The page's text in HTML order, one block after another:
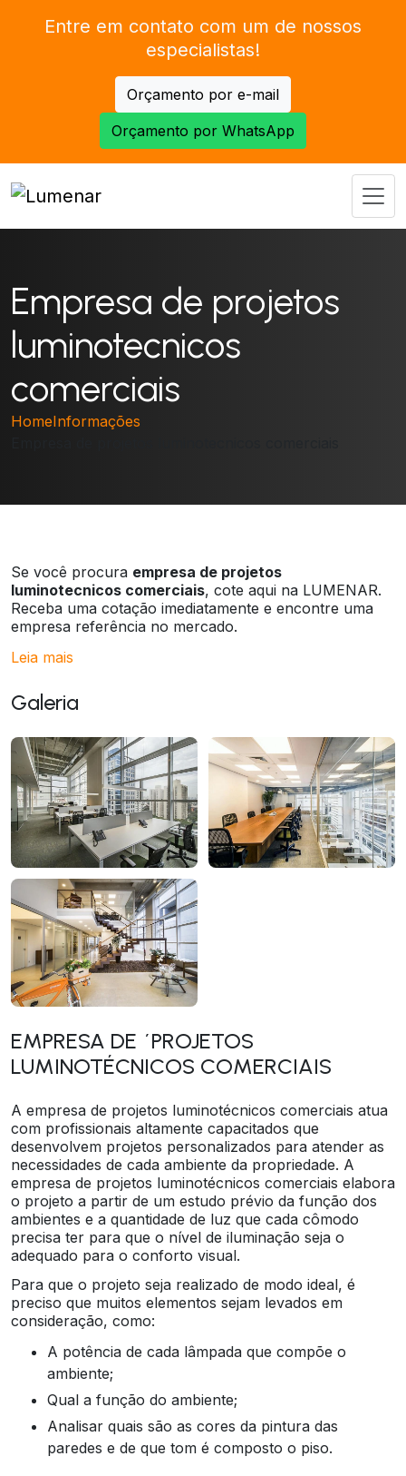
Entre em contato com um de nossos
especialistas!
Orçamento por e-mail
Orçamento por WhatsApp
Empresa de projetos
luminotecnicos
comerciais
HomeInformações
Se você procura empresa de projetos
luminotecnicos comerciais, cote aqui na LUMENAR.
Receba uma cotação imediatamente e encontre uma
empresa referência no mercado.
Leia mais
Galeria
EMPRESA DE ´PROJETOS
LUMINOTÉCNICOS COMERCIAIS
A empresa de projetos luminotécnicos comerciais atua
com profissionais altamente capacitados que
desenvolvem projetos personalizados para atender as
necessidades de cada ambiente da propriedade. A
empresa de projetos luminotécnicos comerciais elabora
o projeto a partir de um estudo prévio da função dos
ambientes e a quantidade de luz que cada cômodo
precisa ter para que o nível de iluminação seja o
adequado para o conforto visual.
Para que o projeto seja realizado de modo ideal, é
preciso que muitos elementos sejam levados em
consideração, como:
A potência de cada lâmpada que compõe o
ambiente;
Qual a função do ambiente;
Analisar quais são as cores da pintura das
paredes e de que tom é composto o piso.